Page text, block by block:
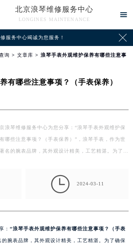
北京浪琴维修服务中心
LONGINES MAINTENANCE

服务中心竭诚为您服务！ 
询 > 文章库 > 浪琴手表外观维护保养有哪些注意事
有哪些注意事项？（手表保养）
浪琴维修服务中心为您分享：“浪琴手表外观维护保
哪些注意事项？（手表保养）”，浪琴手表，作为世
名的腕表品牌，其外观设计精美，工艺精湛。为了确
 2024-03-11
： “浪琴手表外观维护保养有哪些注意事项？（手表
的腕表品牌，其外观设计精美，工艺精湛。为了确保